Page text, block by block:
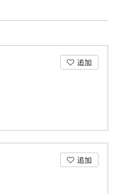
追加
追加